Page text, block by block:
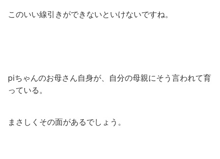
このいい線引きができないといけないですね。
piちゃんのお母さん自身が、自分の母親にそう言われて育
っている。
まさしくその面があるでしょう。